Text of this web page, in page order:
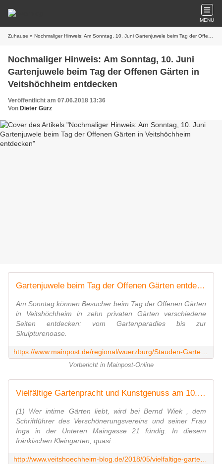
MENU
Zuhause » Nochmaliger Hinweis: Am Sonntag, 10. Juni Gartenjuwele beim Tag der Offenen Gärten in Veitshöchheim entdecken
Nochmaliger Hinweis: Am Sonntag, 10. Juni
Gartenjuwele beim Tag der Offenen Gärten in
Veitshöchheim entdecken
Veröffentlicht am 07.06.2018 13:36
Von Dieter Gürz
Gartenjuwele beim Tag der Offenen Gärten entdecken
Am Sonntag können Besucher beim Tag der Offenen Gärten
in Veitshöchheim in zehn privaten Gärten verschiedene
Seiten entdecken: vom Gartenparadies bis zur
Skulpturenoase.
Vorbericht in Mainpost-Online
Vielfältige Gartenpracht und Kunstgenuss am 10. Juni 2018 beim Tag der offenen Gärten in Veitshöchheim - hier Vorstellung aller zehn Gärten - Veitshöchheim News
(1) Wer intime Gärten liebt, wird bei Bernd Wiek , dem
Schriftführer des Verschönerungsvereins und seiner Frau
Inga in der Unteren Maingasse 21 fündig. In diesem
fränkischen Kleingarten, quasi...